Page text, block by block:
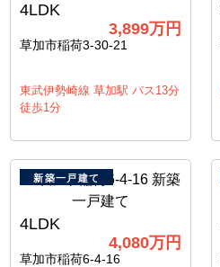
4LDK
3,899万円
草加市稲荷3-30-21
東武伊勢崎線 草加駅 バス13分
徒歩1分
新築一戸建て
4LDK
4,080万円
草加市稲荷6-4-16